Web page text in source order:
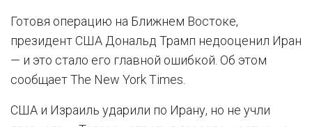
Готовя операцию на Ближнем Востоке,
президент США Дональд Трамп недооценил Иран
— и это стало его главной ошибкой. Об этом
сообщает The New York Times.
США и Израиль ударили по Ирану, но не учли